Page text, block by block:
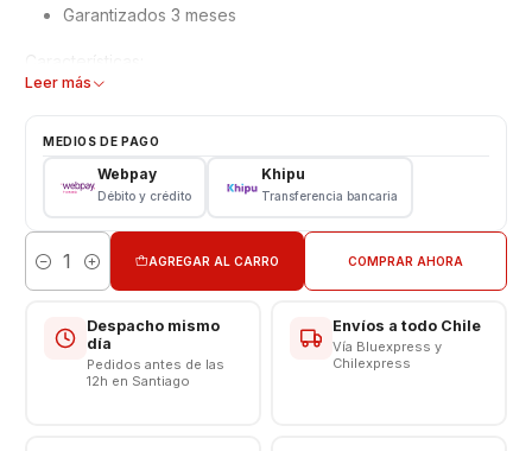
Garantizados 3 meses
Tipo: LCD + Touch
Color: Negro
CONSULTE POR INSTALACIÓN EN TIENDA
Somos VENTAS ELECTRONICAS
Leer más
MEDIOS DE PAGO
Webpay
Débito y crédito
Khipu
Transferencia bancaria
Cantidad
AGREGAR AL CARRO COMPRAR AHORA
Despacho mismo
día
Pedidos antes de las
12h en Santiago
Envíos a todo Chile
Vía Bluexpress y
Chilexpress